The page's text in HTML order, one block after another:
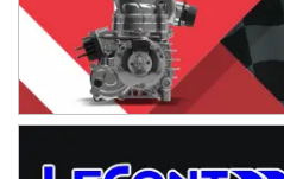
Victoria (Entre Ríos)
PATAGONICO - F6
Moto Club Reginense (Tierra)
Gral. E. Godoy (Río Negro)
Juventud Unida (Tierra)